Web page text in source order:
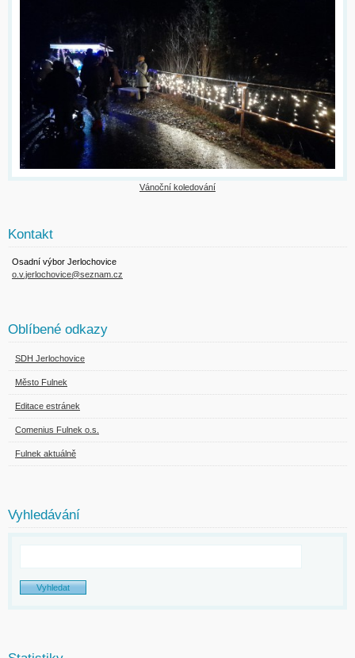
Vánoční koledování
Kontakt
Osadní výbor Jerlochovice
o.v.jerlochovice@seznam.cz
Oblíbené odkazy
SDH Jerlochovice
Město Fulnek
Editace estránek
Comenius Fulnek o.s.
Fulnek aktuálně
Vyhledávání